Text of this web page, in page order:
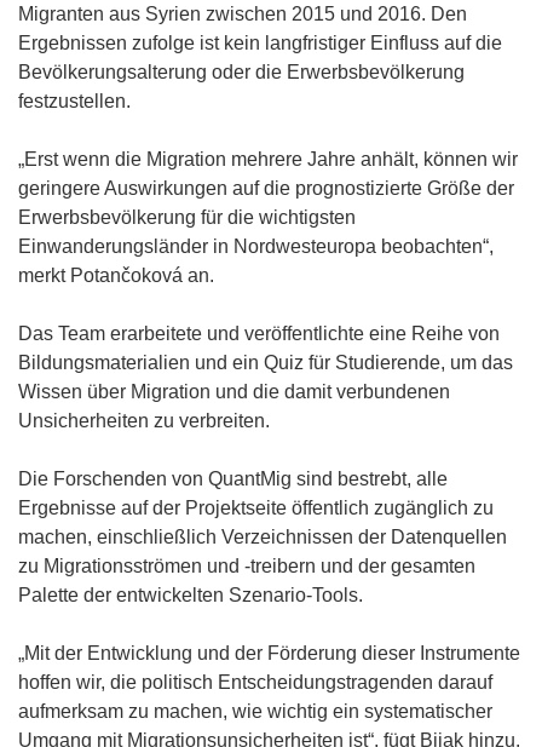
Migranten aus Syrien zwischen 2015 und 2016. Den
Ergebnissen zufolge ist kein langfristiger Einfluss auf die
Bevölkerungsalterung oder die Erwerbsbevölkerung
festzustellen.
„Erst wenn die Migration mehrere Jahre anhält, können wir
geringere Auswirkungen auf die prognostizierte Größe der
Erwerbsbevölkerung für die wichtigsten
Einwanderungsländer in Nordwesteuropa beobachten“,
merkt Potančoková an.
Das Team erarbeitete und veröffentlichte eine Reihe von
Bildungsmaterialien und ein Quiz für Studierende, um das
Wissen über Migration und die damit verbundenen
Unsicherheiten zu verbreiten.
Die Forschenden von QuantMig sind bestrebt, alle
Ergebnisse auf der Projektseite öffentlich zugänglich zu
machen, einschließlich Verzeichnissen der Datenquellen
zu Migrationsströmen und -treibern und der gesamten
Palette der entwickelten Szenario-Tools.
„Mit der Entwicklung und der Förderung dieser Instrumente
hoffen wir, die politisch Entscheidungstragenden darauf
aufmerksam zu machen, wie wichtig ein systematischer
Umgang mit Migrationsunsicherheiten ist“, fügt Bijak hinzu.